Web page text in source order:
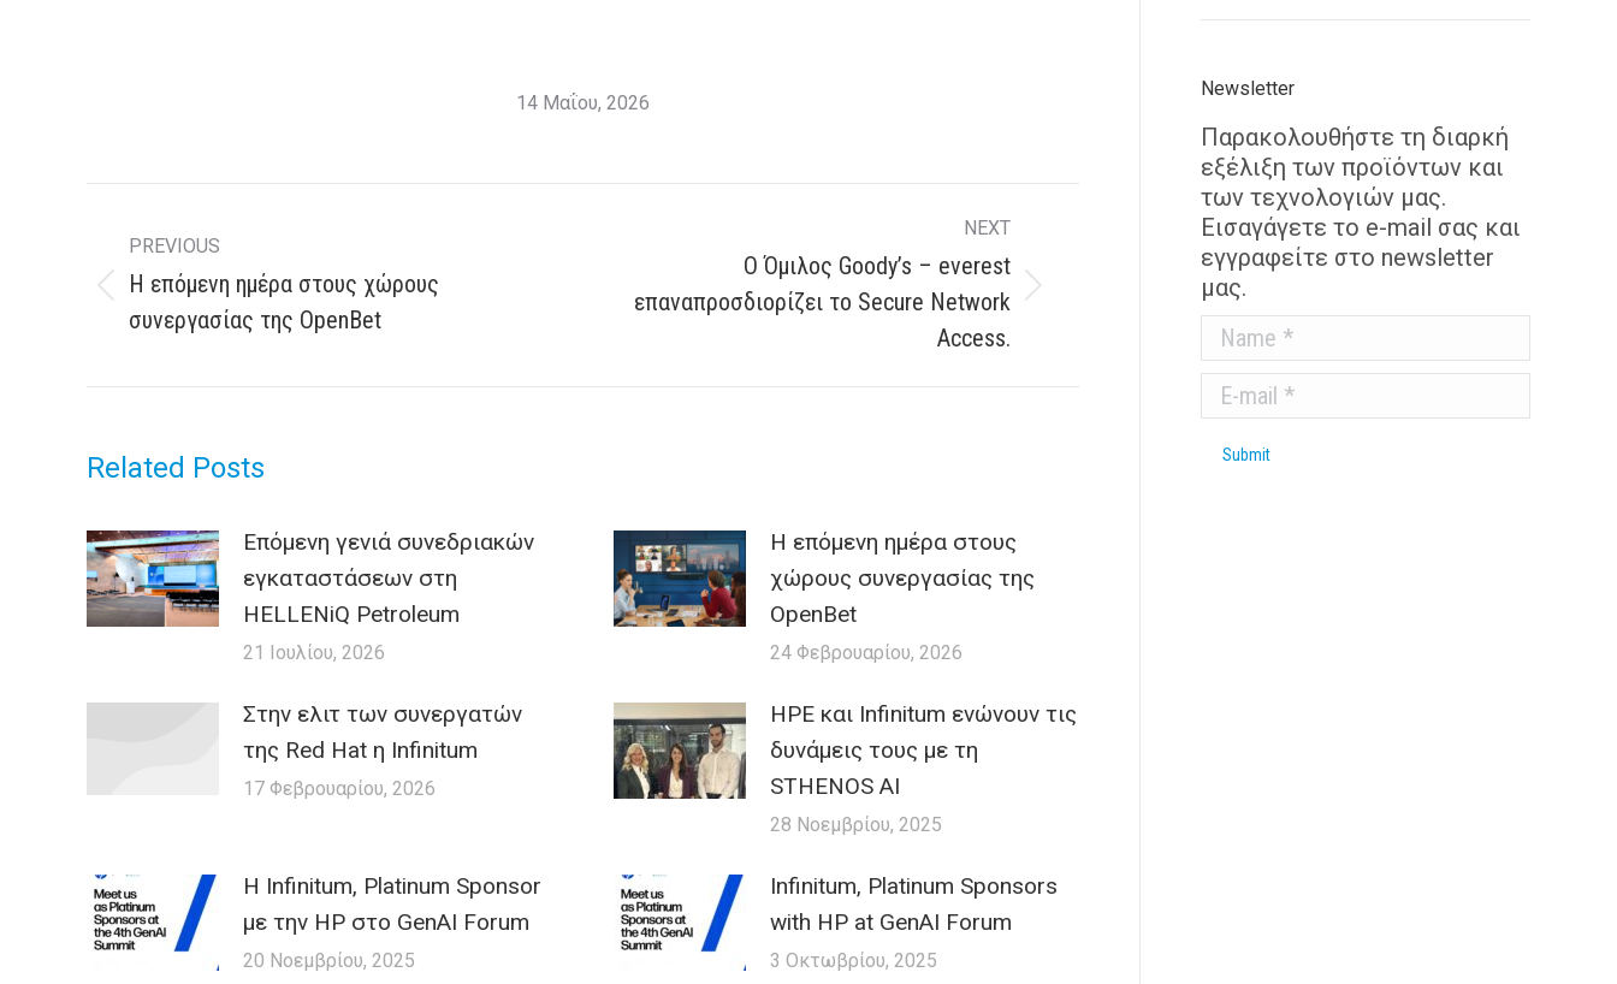
14 Μαΐου, 2026
Post
navigation
PREVIOUS
Previous
post:
H επόμενη ημέρα στους χώρους
συνεργασίας της OpenBet
NEXT
Next
Ο Όμιλος Goody’s – everest
επαναπροσδιορίζει το Secure Network
Access.
Related Posts
Επόμενη γενιά συνεδριακών
εγκαταστάσεων στη
HELLENiQ Petroleum
21 Ιουλίου, 2026
H επόμενη ημέρα στους
χώρους συνεργασίας της
OpenBet
24 Φεβρουαρίου, 2026
Στην ελιτ των συνεργατών
της Red Hat η Infinitum
17 Φεβρουαρίου, 2026
HPE και Infinitum ενώνουν τις
δυνάμεις τους με τη
STHENOS AI
28 Νοεμβρίου, 2025
Η Infinitum, Platinum Sponsor
με την HP στο GenAI Forum
20 Νοεμβρίου, 2025
Infinitum, Platinum Sponsors
with HP at GenAI Forum
3 Οκτωβρίου, 2025
Newsletter
Παρακολουθήστε τη διαρκή
εξέλιξη των προϊόντων και
των τεχνολογιών μας.
Εισαγάγετε το e-mail σας και
εγγραφείτε στο newsletter
μας.
Name *
E-mail *
Submit